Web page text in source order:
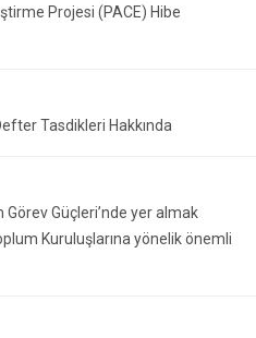
Projesi (PACE) Hibe
Tasdikleri Hakkında
Görev Güçleri’nde yer almak
Kuruluşlarına yönelik önemli